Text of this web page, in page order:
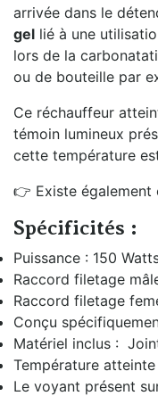
arrivée dans le
gel lié à une
lors de la
ou de bouteille par
Ce réchauffeur
témoin lumineux
cette température
👉 Existe également
Spécificités :
Puissance : 150
Raccord filetage
Raccord filetage
Conçu
Matériel inclus :
Température
Le voyant présent